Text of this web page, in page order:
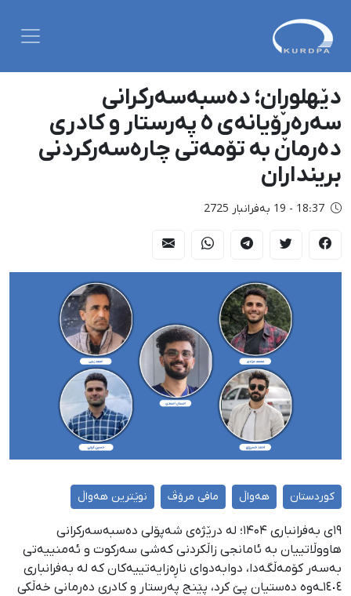
دێهلوڕان؛ دەسبەسەرکرانی
سەرەڕۆیانەی ٥ پەرستار و کادری
دەرمان بە تۆمەتی چارەسەرکردنی
برینداران
18:37 - 19 بەفرانبار 2725
کوردستان هەواڵ مافی مرۆڤ نوێترین هەواڵ
۱۹ی بەفرانباری ۱۴۰۴؛ لە درێژەی شەپۆلی دەسبەسەرکرانی
هاووڵاتییان بە ئامانجی زاڵکردنی کەشی سەرکوت و ئەمنییەتی
بەسەر کۆمەڵگەدا، دوابەدوای ناڕەزایەتییەکان کە لە بەفرانباری
١٤٠٤ـەوە دەستیان پێ کرد، پێنج پەرستار و کادری دەرمانی خەڵکی